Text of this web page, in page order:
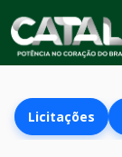
Licitações